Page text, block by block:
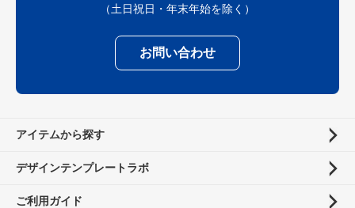
（土日祝日・年末年始を除く）
お問い合わせ
アイテムから探す
デザインテンプレートラボ
ご利用ガイド